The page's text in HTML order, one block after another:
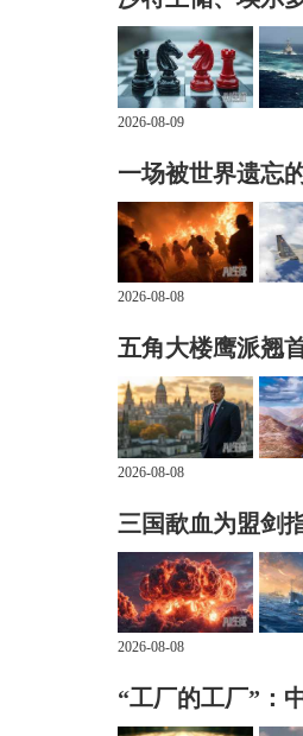
2026-08-09
一场被世界遗忘
2026-08-08
五角大楼鹰派翘
2026-08-08
三国歃血为盟剑
2026-08-08
“工厂的工厂”：